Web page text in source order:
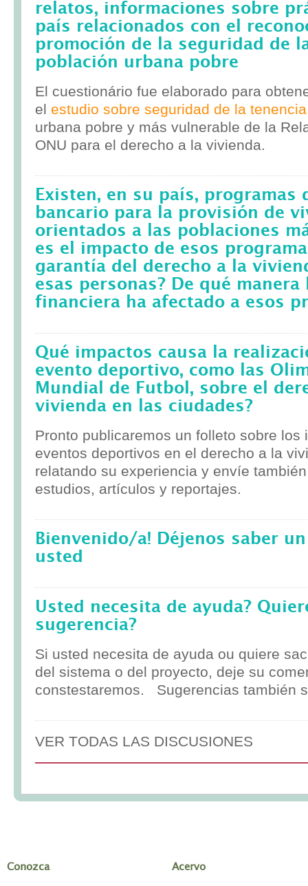
relatos, informaciones sobre
país relacionados con el
promoción de la seguridad de
población urbana pobre
El cuestionário fue elaborado para
el estudio sobre seguridad de la tenencia
urbana pobre y más vulnerable de la
ONU para el derecho a la vivienda.
Existen, en su país, programas
bancario para la provisión de
orientados a las poblaciones
es el impacto de esos
garantía del derecho a la
esas personas? De qué
financiera ha afectado a esos
Qué impactos causa la
evento deportivo, como las
Mundial de Futbol, sobre el
vivienda en las ciudades?
Pronto publicaremos un folleto sobre los
eventos deportivos en el derecho a la
relatando su experiencia y envíe
estudios, artículos y reportajes.
Bienvenido/a! Déjenos saber
usted
Usted necesita de ayuda?
sugerencia?
Si usted necesita de ayuda ou quiere
del sistema o del proyecto, deje su
constestaremos. Sugerencias también
VER TODAS LAS DISCUSIONES
Conozca Acervo